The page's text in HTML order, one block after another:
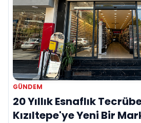
GÜNDEM
20 Yıllık Esnaflık
Kızıltepe'ye Yeni Bir